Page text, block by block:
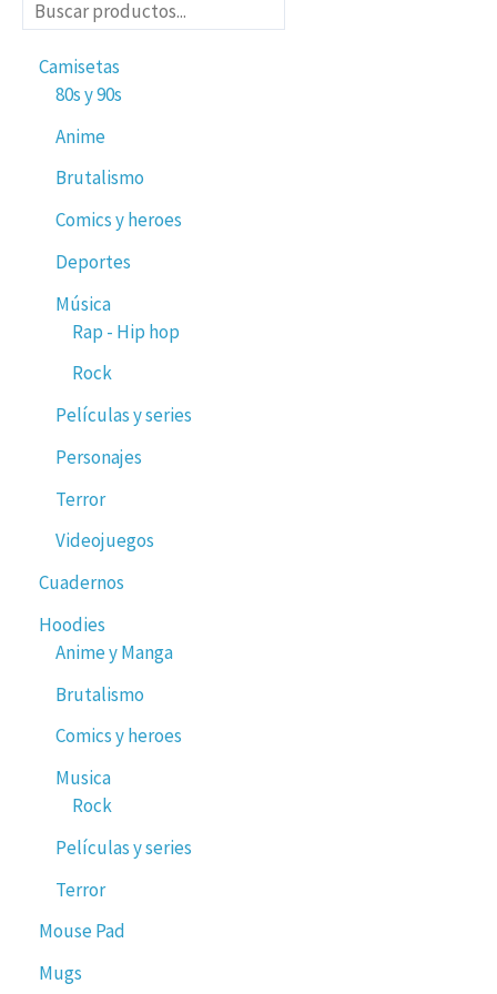
Camisetas
80s y 90s
Anime
Brutalismo
Comics y heroes
Deportes
Música
Rap - Hip hop
Rock
Películas y series
Personajes
Terror
Videojuegos
Cuadernos
Hoodies
Anime y Manga
Brutalismo
Comics y heroes
Musica
Rock
Películas y series
Terror
Mouse Pad
Mugs